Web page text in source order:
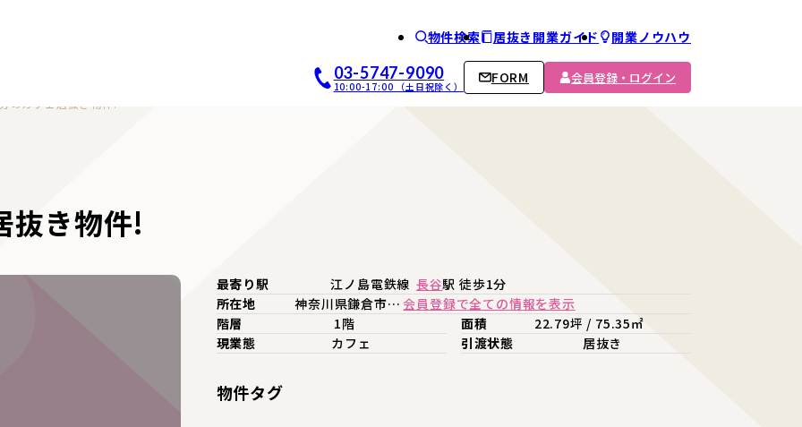
開業｜居抜き店舗ABCホーム
物件検索 居抜き開業ガイド 開業ノウハウ
03-5747-9090
10:00-17:00 （土日祝除く）
FORM 会員登録・ログイン
のカフェ居抜き物件!
抜き物件!
最寄り駅 江ノ島電鉄線 長谷駅 徒歩1分
所在地
神奈川県鎌倉市… 会員登録で全ての情報を表示
階層
1階 面積
22.79坪 / 75.35㎡
現業態
カフェ 引渡状態 居抜き
物件タグ